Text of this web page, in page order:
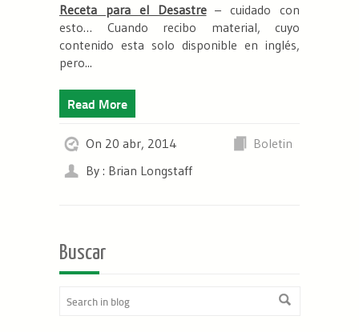
Receta para el Desastre–cuidado con
esto… Cuando recibo material, cuyo
contenido esta solo disponible en inglés,
pero...
Read More
On 20 abr, 2014
Boletin
By : Brian Longstaff
Buscar